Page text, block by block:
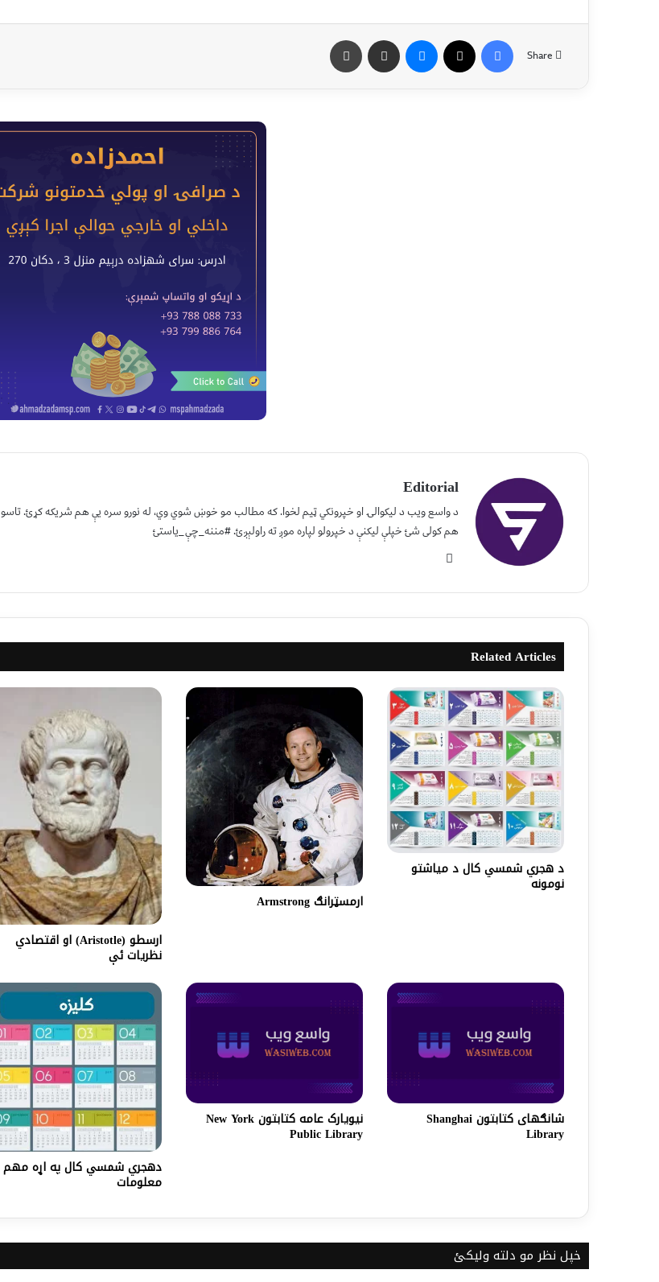
Share
Editorial
د واسع ویب د لیکوالۍ او خپرونکي ټیم لخوا. که مطالب مو خوښ شوي وي، له نورو سره یې هم شریکه کړئ. تاسو
هم کولی شئ خپلې لیکنې د خپرولو لپاره موږ ته راولېږئ. #مننه_چې_یاستئ
Related Articles
د هجري شمسي کال د میاشتو
نومونه
ارمسټرانګ Armstrong
ارسطو (Aristotle) او اقتصادي
نظریات ئې
شانګهای کتابتون Shanghai
Library
نيويارک عامه کتابتون New York
Public Library
دهجري شمسي کال په اړه مهم
معلومات
خپل نظر مو دلته ولیکئ